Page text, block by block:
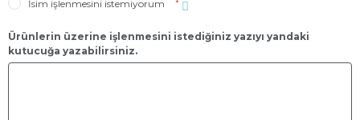
İsim işlenmesini istemiyorum
*
Ürünlerin üzerine işlenmesini istediğiniz yazıyı yandaki
kutucuğa yazabilirsiniz.